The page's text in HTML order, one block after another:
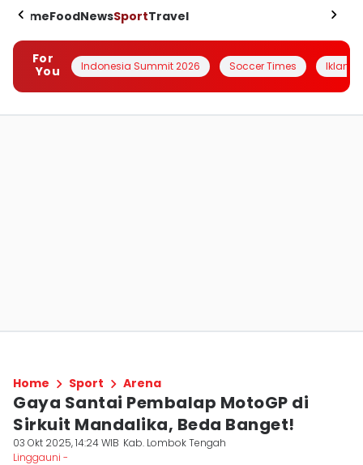
HomeFoodNewsSportTravel
For
You
Indonesia Summit 2026 Soccer Times Iklanin
Home Sport Arena
Gaya Santai Pembalap MotoGP di
Sirkuit Mandalika, Beda Banget!
03 Okt 2025, 14:24 WIB Kab. Lombok Tengah
Linggauni -